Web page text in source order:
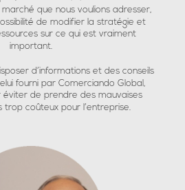
que nous voulions adresser,
de modifier la stratégie et
sur ce qui est vraiment
important.
d’informations et des conseils
fourni par Comerciando Global,
de prendre des mauvaises
trop coûteux pour l’entreprise.